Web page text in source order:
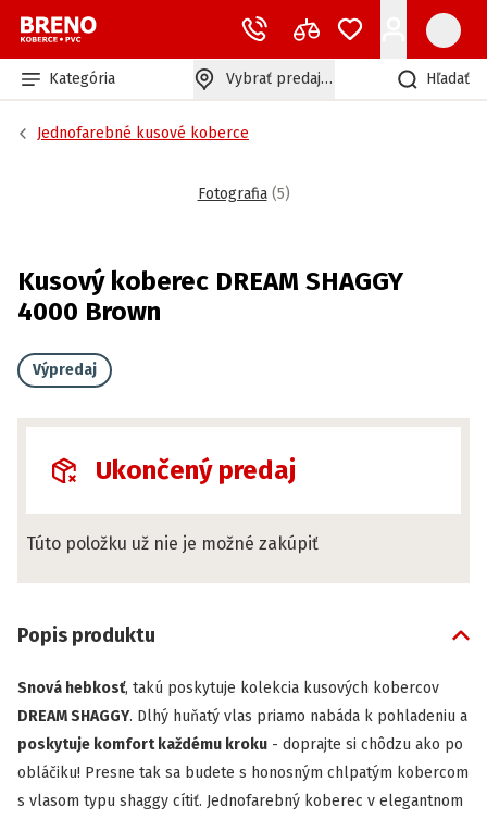
Kategória Vybrať predajňu Hľadať
Jednofarebné kusové koberce
Fotografia (5)
Kusový koberec DREAM SHAGGY
4000 Brown
Výpredaj
Ukončený predaj
Túto položku už nie je možné zakúpiť
Popis produktu
Snová hebkosť, takú poskytuje kolekcia kusových kobercov
DREAM SHAGGY. Dlhý huňatý vlas priamo nabáda k pohladeniu a
poskytuje komfort každému kroku - doprajte si chôdzu ako po
obláčiku! Presne tak sa budete s honosným chlpatým kobercom
s vlasom typu shaggy cítiť. Jednofarebný koberec v elegantnom